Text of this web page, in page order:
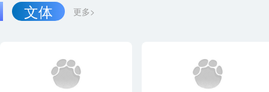
更多>
文体